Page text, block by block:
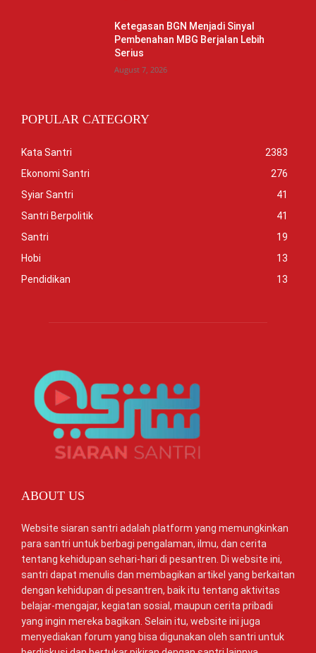
Ketegasan BGN Menjadi Sinyal
Pembenahan MBG Berjalan Lebih
Serius
August 7, 2026
POPULAR CATEGORY
Kata Santri
2383
Ekonomi Santri
276
Syiar Santri
41
Santri Berpolitik
41
Santri
19
Hobi
13
Pendidikan
13
ABOUT US
Website siaran santri adalah platform yang memungkinkan
para santri untuk berbagi pengalaman, ilmu, dan cerita
tentang kehidupan sehari-hari di pesantren. Di website ini,
santri dapat menulis dan membagikan artikel yang berkaitan
dengan kehidupan di pesantren, baik itu tentang aktivitas
belajar-mengajar, kegiatan sosial, maupun cerita pribadi
yang ingin mereka bagikan. Selain itu, website ini juga
menyediakan forum yang bisa digunakan oleh santri untuk